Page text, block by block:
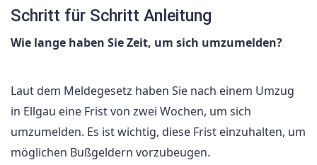
Schritt für Schritt Anleitung
Wie lange haben Sie Zeit, um sich umzumelden?
Laut dem Meldegesetz haben Sie nach einem Umzug
in Ellgau eine Frist von zwei Wochen, um sich
umzumelden. Es ist wichtig, diese Frist einzuhalten, um
möglichen Bußgeldern vorzubeugen.